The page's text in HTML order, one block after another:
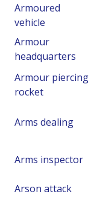
Armoured
vehicle
Armour
headquarters
Armour piercing
rocket
Arms dealing
Arms inspector
Arson attack